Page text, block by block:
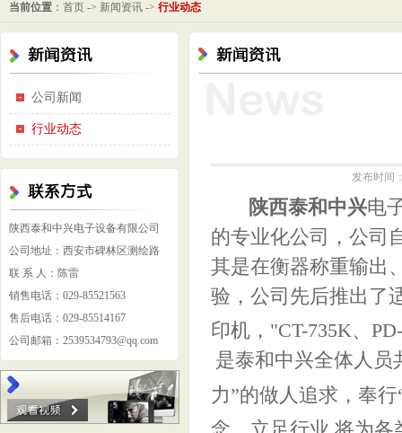
当前位置 ： 首页 -> 新闻资讯 -> 行业动态
公司新闻
行业动态
陕西泰和中兴电子设备有限公司
公司地址：西安市碑林区测绘路
联 系 人：陈雷
销售电话：029-85521563
售后电话：029-85514167
公司邮箱：2539534793@qq.com
发布时间
陕西泰和中兴电
的专业化公司，公司
其是在衡器称重输出
验，公司先后推出了
印机，"CT-735K、
是泰和中兴全体人员
力”的做人追求，奉